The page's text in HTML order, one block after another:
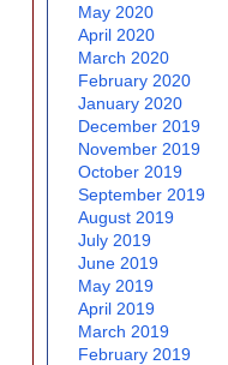
May 2020
April 2020
March 2020
February 2020
January 2020
December 2019
November 2019
October 2019
September 2019
August 2019
July 2019
June 2019
May 2019
April 2019
March 2019
February 2019